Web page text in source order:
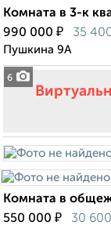
6
Комната в 3-к
990 000 ₽ 35
Пушкина 9А
Комната в
550 000 ₽ 30 600